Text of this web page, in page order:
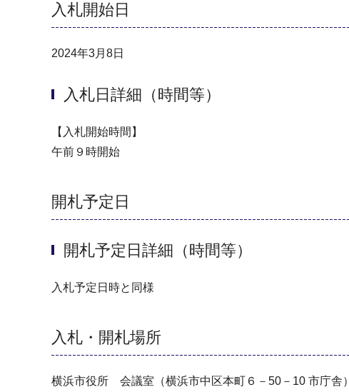
入札開始日
2024年3月8日
入札日詳細（時間等）
【入札開始時間】
午前９時開始
開札予定日
開札予定日詳細（時間等）
入札予定日時と同様
入札・開札場所
横浜市役所 会議室（横浜市中区本町６－50－10 市庁舎）